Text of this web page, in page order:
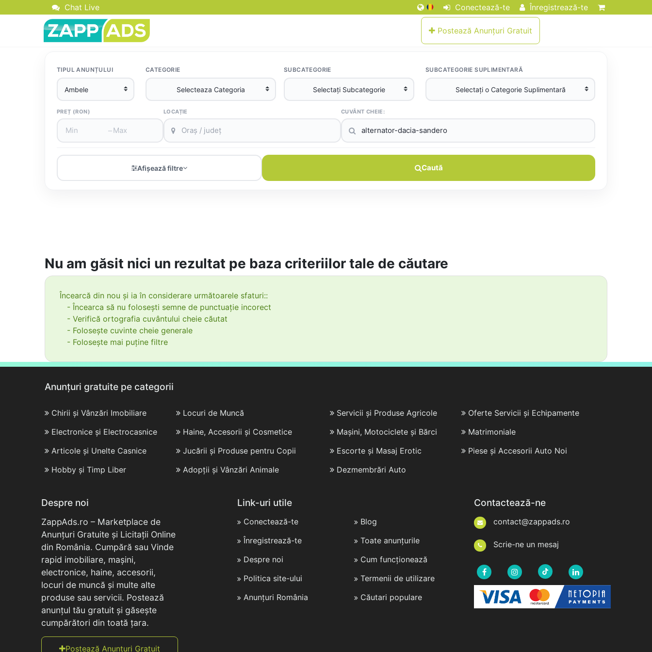
Chat Live Conectează-te Înregistrează-te
Postează Anunțuri Gratuit
TIPUL ANUNȚULUI CATEGORIE SUBCATEGORIE SUBCATEGORIE SUPLIMENTARĂ
PREȚ (RON)
–
LOCAȚIE CUVÂNT CHEIE:
Afișează filtre Caută
Nu am găsit nici un rezultat pe baza criteriilor tale de căutare
Încearcă din nou și ia în considerare următoarele sfaturi::
- Încearca să nu folosești semne de punctuație incorect
- Verifică ortografia cuvântului cheie căutat
- Folosește cuvinte cheie generale
- Folosește mai puține filtre
Anunțuri gratuite pe categorii
Chirii și Vânzări Imobiliare
Locuri de Muncă
Electronice și Electrocasnice
Haine, Accesorii și Cosmetice
Articole și Unelte Casnice
Jucării și Produse pentru Copii
Hobby și Timp Liber
Adopții și Vânzări Animale
Servicii și Produse Agricole
Oferte Servicii și Echipamente
Mașini, Motociclete și Bărci
Matrimoniale
Escorte și Masaj Erotic
Piese și Accesorii Auto Noi
Dezmembrări Auto
Despre noi
ZappAds.ro – Marketplace de
Anunțuri Gratuite și Licitații Online
din România. Cumpără sau Vinde
rapid imobiliare, mașini,
electronice, haine, accesorii,
locuri de muncă și multe alte
produse sau servicii. Postează
anunțul tău gratuit și găsește
cumpărători din toată țara.
Postează Anunțuri Gratuit
Link-uri utile
Conectează-te
Înregistrează-te
Despre noi
Politica site-ului
Anunțuri România
Blog
Toate anunțurile
Cum funcționează
Termenii de utilizare
Căutari populare
Contactează-ne
contact@zappads.ro
Scrie-ne un mesaj